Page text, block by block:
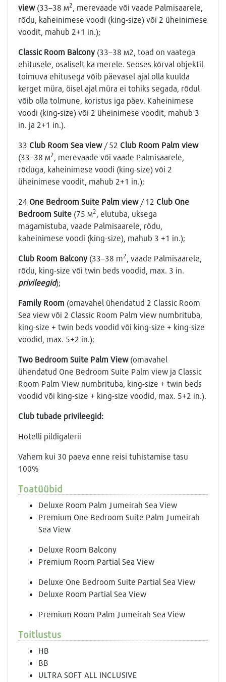
view(33–38 м2 , merevaade või vaade Palmisaarele,
rõdu, kaheinimese voodi (king-size) või 2 üheinimese
voodit, mahub 2+1 in.);
Classic Room Balcony (33–38 м2, toad on vaatega
ehitusele, osaliselt ka merele. Seoses kõrval objektil
toimuva ehitusega võib päevasel ajal olla kuulda
kerget müra, öisel ajal müra ei tohiks segada, rõdul
võib olla tolmune, koristus iga päev. Kaheinimese
voodi (king-size) või 2 üheinimese voodit, mahub 3
in. ja 2+1 in.).
33 Club Room Sea view/ 52 Club Room Palm view
(33–38 м2 , merevaade või vaade Palmisaarele,
rõduga, kaheinimese voodi (king-size) või 2
üheinimese voodit, mahub 2+1 in.);
24 One Bedroom Suite Palm view/ 12 Club One
Bedroom Suite (75 м2 , elutuba, uksega
magamistuba, vaade Palmisaarele, rõdu,
kaheinimese voodi (king-size), mahub 3 +1 in.);
Club Room Balcony (33–38 m2 , vaade Palmisaarele,
rõdu, king-size või twin beds voodid, max. 3 in.
privileegid);
Family Room (omavahel ühendatud 2 Classic Room
Sea view või 2 Classic Room Palm view numbrituba,
king-size + twin beds voodid või king-size + king-size
voodid, max. 5+2 in.);
Two Bedroom Suite Palm View(omavahel
ühendatud One Bedroom Suite Palm view ja Classic
Room Palm View numbrituba, king-size + twin beds
voodid või king-size + king-size voodid, max. 5+2 in.).
Club tubade privileegid:
Hotelli pildigalerii
Vahem kui 30 paeva enne reisi tuhistamise tasu
100%
Toatüübid
Deluxe Room Palm Jumeirah Sea View
Premium One Bedroom Suite Palm Jumeirah
Sea View
Deluxe Room Balcony
Premium Room Partial Sea View
Deluxe One Bedroom Suite Partial Sea View
Deluxe Room Partial Sea View
Premium Room Palm Jumeirah Sea View
Toitlustus
HB
BB
ULTRA SOFT ALL INCLUSIVE